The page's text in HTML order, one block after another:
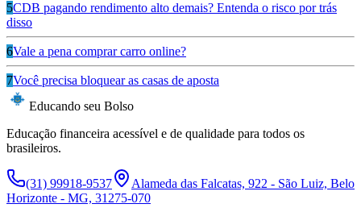
5CDB pagando rendimento alto demais? Entenda o risco por trás
disso
6Vale a pena comprar carro online?
7Você precisa bloquear as casas de aposta
Educando seu Bolso
Educação financeira acessível e de qualidade para todos os
brasileiros.
(31) 99918-9537
Alameda das Falcatas, 922 - São Luiz, Belo
Horizonte - MG, 31275-070